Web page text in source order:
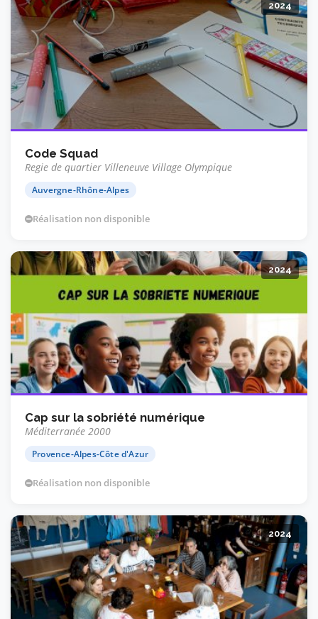
2024
Code Squad
Regie de quartier Villeneuve Village Olympique
Auvergne-Rhône-Alpes
Réalisation non disponible
2024
Cap sur la sobriété numérique
Méditerranée 2000
Provence-Alpes-Côte d'Azur
Réalisation non disponible
2024